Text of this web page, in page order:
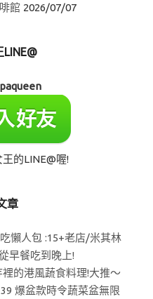
館 2026/07/07
LINE@
的LINE@喔!
章
懶人包 :15+老店/米其林
早餐吃到晚上!
的港風蔬食料理!大推～
爆盆款時令蔬菜盆無限